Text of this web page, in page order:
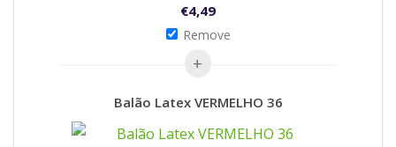
€4,49
Remove
Balão Latex VERMELHO 36